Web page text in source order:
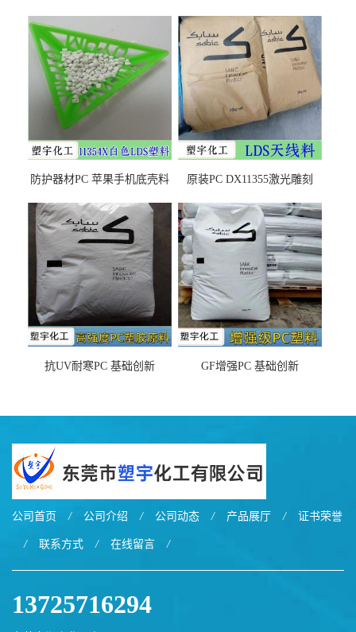
防护器材PC 苹果手机底壳料
之忧
原装PC DX11355激光雕刻
抗UV耐寒PC 基础创新
GF增强PC 基础创新
公司首页 / 公司介绍 / 公司动态 / 产品展厅 / 证书荣誉
/ 联系方式 / 在线留言 /
13725716294